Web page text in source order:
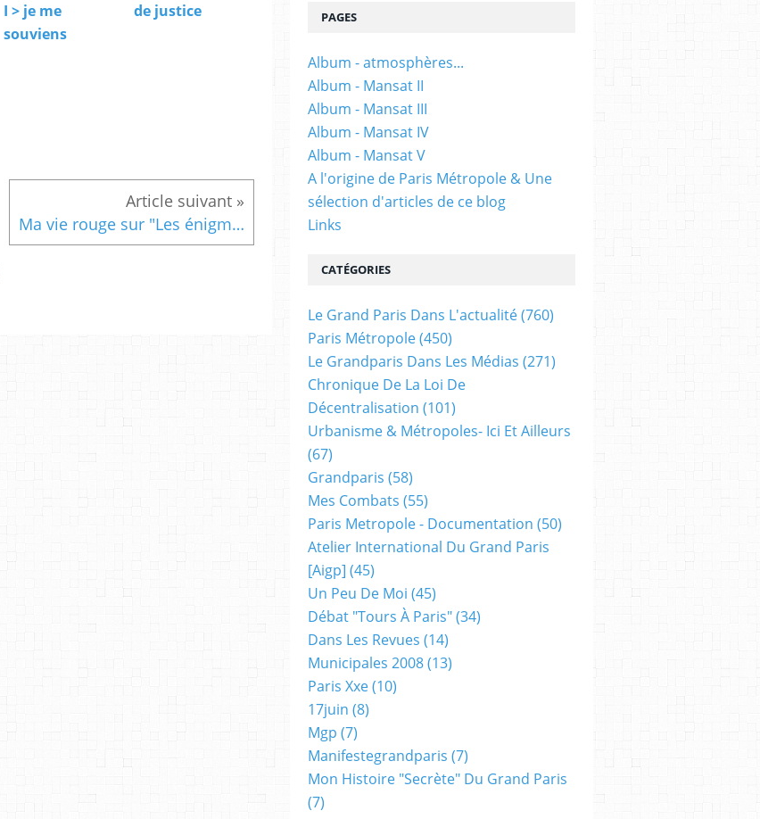
I > je me
souviens
de justice
Ma vie rouge sur "Les énigmes de l'action publique locale / carnet de recherche" Des réactions critiques: Aurélien Rousseau, Hugo Bevort, Annie Fourcaut...
PAGES
Album - atmosphères...
Album - Mansat II
Album - Mansat III
Album - Mansat IV
Album - Mansat V
A l'origine de Paris Métropole & Une
sélection d'articles de ce blog
Links
CATÉGORIES
Le Grand Paris Dans L'actualité(760)
Paris Métropole(450)
Le Grandparis Dans Les Médias (271)
Chronique De La Loi De
Décentralisation (101)
Urbanisme & Métropoles- Ici Et Ailleurs
(67)
Grandparis (58)
Mes Combats (55)
Paris Metropole - Documentation (50)
Atelier International Du Grand Paris
[aigp] (45)
Un Peu De Moi (45)
Débat "tours À Paris"(34)
Dans Les Revues (14)
Municipales 2008(13)
Paris Xxe(10)
17juin (8)
Mgp (7)
Manifestegrandparis (7)
Mon Histoire "secrète" Du Grand Paris
(7)